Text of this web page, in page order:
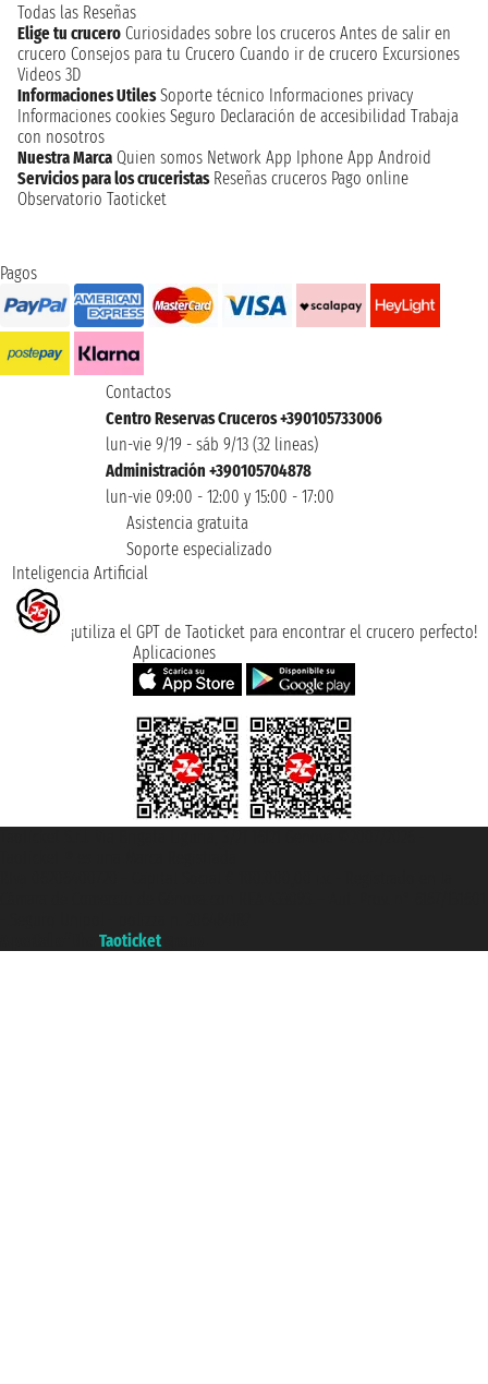
Todas las Reseñas
Elige tu crucero Curiosidades sobre los cruceros Antes de salir en
crucero Consejos para tu Crucero Cuando ir de crucero Excursiones
Videos 3D
Informaciones Utiles Soporte técnico Informaciones privacy
Informaciones cookies Seguro Declaración de accesibilidad Trabaja
con nosotros
Nuestra Marca Quien somos Network App Iphone App Android
Servicios para los cruceristas Reseñas cruceros Pago online
Observatorio Taoticket
Pagos
Contactos
Centro Reservas Cruceros +390105733006
lun-vie 9/19 - sáb 9/13 (32 lineas)
Administración +390105704878
lun-vie 09:00 - 12:00 y 15:00 - 17:00
Asistencia gratuita
Soporte especializado
Inteligencia Artificial
¡utiliza el GPT de Taoticket para encontrar el crucero perfecto!
Aplicaciones
Taoticket